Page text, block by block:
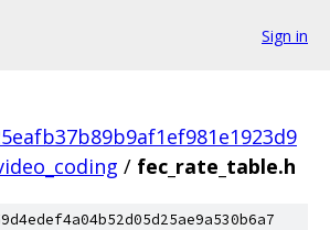
Sign in
/ fec_rate_table.h